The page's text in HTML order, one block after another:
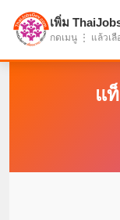
แบ่งปันโอกา
แ
เพิ่ม
กดเมนู ⋮ แล้วเลื